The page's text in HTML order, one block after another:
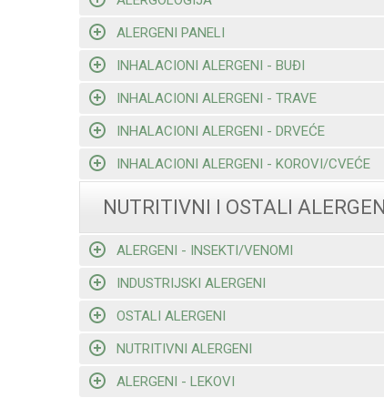
ALERGENI PANELI
INHALACIONI ALERGENI - BUĐI
INHALACIONI ALERGENI - TRAVE
INHALACIONI ALERGENI - DRVEĆE
INHALACIONI ALERGENI - KOROVI/CVEĆE
NUTRITIVNI I OSTALI ALERGENI
ALERGENI - INSEKTI/VENOMI
INDUSTRIJSKI ALERGENI
OSTALI ALERGENI
NUTRITIVNI ALERGENI
ALERGENI - LEKOVI